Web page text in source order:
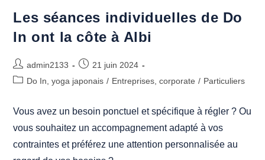
Musicaux
:
De
Coaching
In
En
Duo
À
Alentours
Les séances individuelles de Do
In ont la côte à Albi
Auteur/autrice
de
admin2133
Publication
publiée :
21 juin 2024
PostDo In, yoga japonais / Entreprises, corporate / Particuliers
Vous avez un besoin ponctuel et spécifique à régler ? Ou
vous souhaitez un accompagnement adapté à vos
contraintes et préférez une attention personnalisée au